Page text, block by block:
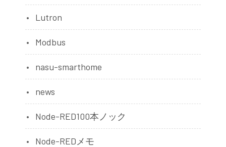
Lutron
Modbus
nasu-smarthome
news
Node-RED100本ノック
Node-REDメモ